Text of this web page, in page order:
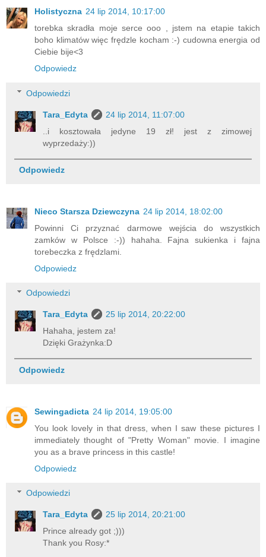
Holistyczna 24 lip 2014, 10:17:00
torebka skradła moje serce ooo , jstem na etapie takich
boho klimatów więc frędzle kocham :-) cudowna energia od
Ciebie bije<3
Odpowiedz
Odpowiedzi
Tara_Edyta
24 lip 2014, 11:07:00
..i kosztowała jedyne 19 zł! jest z zimowej
wyprzedaży:))
Odpowiedz
Nieco Starsza Dziewczyna 24 lip 2014, 18:02:00
Powinni Ci przyznać darmowe wejścia do wszystkich
zamków w Polsce :-)) hahaha. Fajna sukienka i fajna
torebeczka z frędzlami.
Odpowiedz
Odpowiedzi
Tara_Edyta
25 lip 2014, 20:22:00
Hahaha, jestem za!
Dzięki Grażynka:D
Odpowiedz
Sewingadicta 24 lip 2014, 19:05:00
You look lovely in that dress, when I saw these pictures I
immediately thought of "Pretty Woman" movie. I imagine
you as a brave princess in this castle!
Odpowiedz
Odpowiedzi
Tara_Edyta
25 lip 2014, 20:21:00
Prince already got ;)))
Thank you Rosy:*